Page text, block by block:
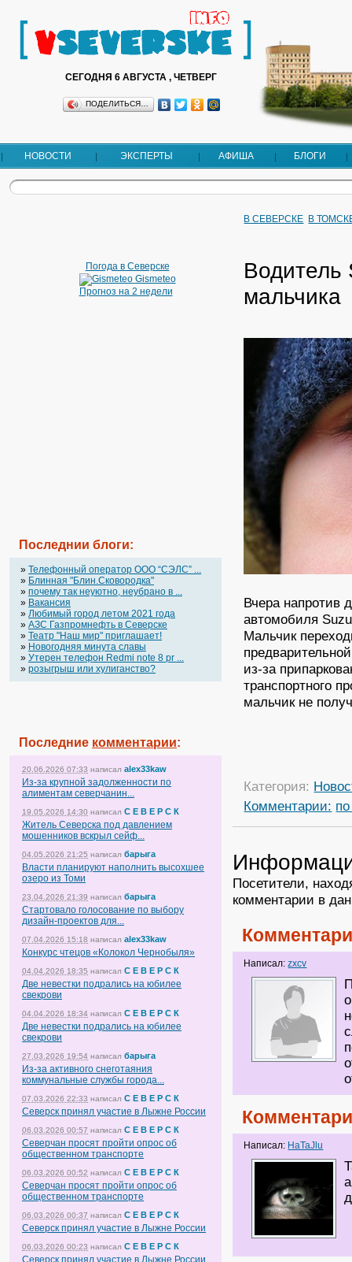
СЕГОДНЯ 6 АВГУСТА , ЧЕТВЕРГ
ПОДЕЛИТЬСЯ…
НОВОСТИ ЭКСПЕРТЫ АФИША БЛОГИ
Погода в Северске
Gismeteo
Прогноз на 2 недели
Последнии блоги:
» Телефонный оператор OOO “СЭЛС” ...
» Блинная "Блин.Сковородка"
» почему так неуютно, неубрано в ...
» Вакансия
» Любимый город летом 2021 года
» АЗС Газпромнефть в Северске
» Театр "Наш мир" приглашает!
» Новогодняя минута славы
» Утерен телефон Redmi note 8 pr ...
» розыгрыш или хулиганство?
Последние комментарии:
20.06.2026 07:33 написал alex33kaw
Из-за крупной задолженности по
алиментам северчанин...
19.05.2026 14:30 написал С Е В Е Р С К
Житель Северска под давлением
мошенников вскрыл сейф...
04.05.2026 21:25 написал барыга
Власти планируют наполнить высохшее
озеро из Томи
23.04.2026 21:39 написал барыга
Стартовало голосование по выбору
дизайн-проектов для...
07.04.2026 15:18 написал alex33kaw
Конкурс чтецов «Колокол Чернобыля»
04.04.2026 18:35 написал С Е В Е Р С К
Две невестки подрались на юбилее
свекрови
04.04.2026 18:34 написал С Е В Е Р С К
Две невестки подрались на юбилее
свекрови
27.03.2026 19:54 написал барыга
Из-за активного снеготаяния
коммунальные службы города...
07.03.2026 22:33 написал С Е В Е Р С К
Северск принял участие в Лыжне России
06.03.2026 00:57 написал С Е В Е Р С К
Северчан просят пройти опрос об
общественном транспорте
06.03.2026 00:52 написал С Е В Е Р С К
Северчан просят пройти опрос об
общественном транспорте
06.03.2026 00:37 написал С Е В Е Р С К
Северск принял участие в Лыжне России
06.03.2026 00:23 написал С Е В Е Р С К
Северск принял участие в Лыжне России
В СЕВЕРСКЕ В
Водитель
мальчика
Вчера напротив
автомобиля
Мальчик
из-за
транспортного
мальчик не
Категория:
Комментарии:
Посетители,
комментарии в
Написал:zxcv
Написал: HaTaJlu